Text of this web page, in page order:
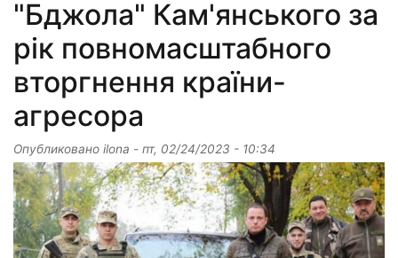
"Бджола" Кам'янського за
рік повномасштабного
вторгнення країни-
агресора
Опубликовано ilona - пт, 02/24/2023 - 10:34